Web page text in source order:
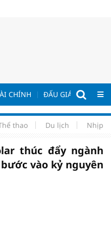
CHÍNH ĐẤU GIÁ - ĐẤU
thao Du lịch Nhịp
thúc đẩy ngành
vào kỷ nguyên